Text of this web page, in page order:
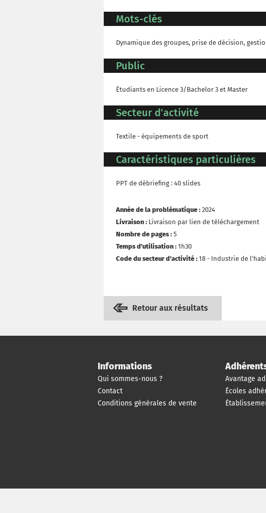
Mots-clés
Dynamique des groupes, prise de décision,
Public
Étudiants en Licence 3/Bachelor 3 et Master
Secteur d'activité
Textile - équipements de sport
Caractéristiques particulières
PPT de débriefing : 40 slides
Année de la problématique : 2024
Livraison : Livraison par lien de téléchargement
Nombre de pages : 5
Temps d'utilisation : 1h30
Code du secteur d'activité : 18 - Industrie de
Retour aux résultats
Informations
Qui sommes-nous ?
Contact
Conditions générales de vente
Avantage
Écoles